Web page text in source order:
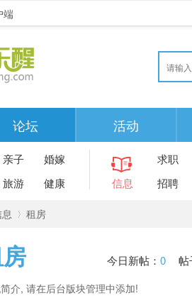
端
论坛 活动
亲子
婚嫁
旅游 健康 信息
求职
招聘
租房
今日新帖： 0 帖
介, 请在后台版块管理中添加!